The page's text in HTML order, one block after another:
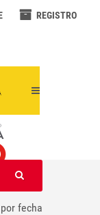
REGISTRO
fecha